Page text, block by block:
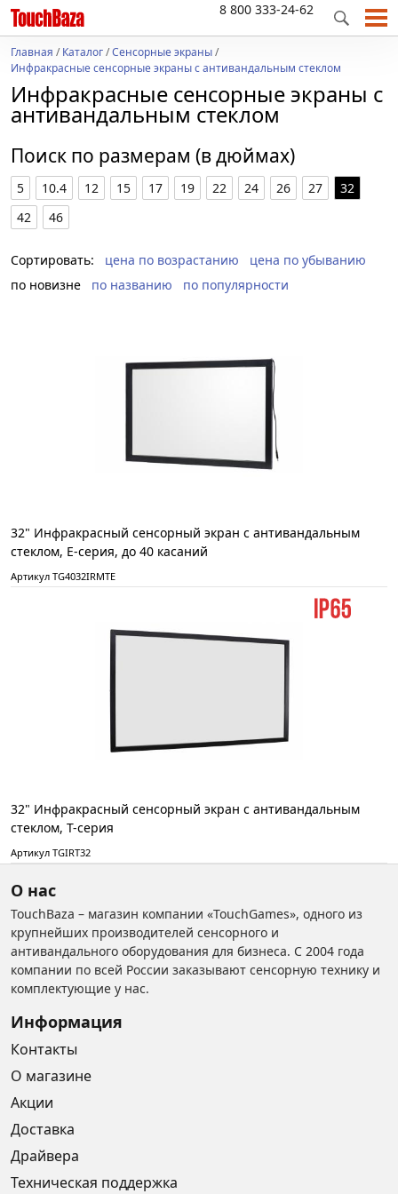
8 800 333-24-62
Главная /Каталог/Сенсорные экраны/
Инфракрасные сенсорные экраны с антивандальным стеклом
Инфракрасные сенсорные экраны с
антивандальным стеклом
Поиск по размерам (в дюймах)
5 10.4 12 15 17 19 22 24 26 27
32
42
46
Сортировать: цена по возрастанию
цена по убыванию
по новизне
по названию по популярности
32" Инфракрасный сенсорный экран с антивандальным
стеклом, Е-серия, до 40 касаний
Артикул TG4032IRMTE
32" Инфракрасный сенсорный экран с антивандальным
стеклом, T-серия
Артикул TGIRT32
О нас
TouchBaza – магазин компании «TouchGames», одного из
крупнейших производителей сенсорного и
антивандального оборудования для бизнеса. С 2004 года
компании по всей России заказывают сенсорную технику и
комплектующие у нас.
Информация
Контакты
О магазине
Акции
Доставка
Драйвера
Техническая поддержка